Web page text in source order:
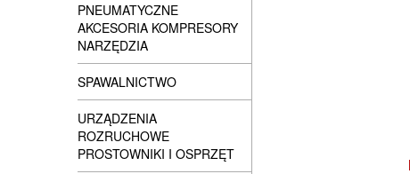
PNEUMATYCZNE
AKCESORIA KOMPRESORY
NARZĘDZIA
SPAWALNICTWO
URZĄDZENIA
ROZRUCHOWE
PROSTOWNIKI I OSPRZĘT